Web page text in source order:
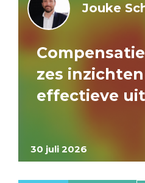
30 juli 2026
Jouke
zes
effectieve